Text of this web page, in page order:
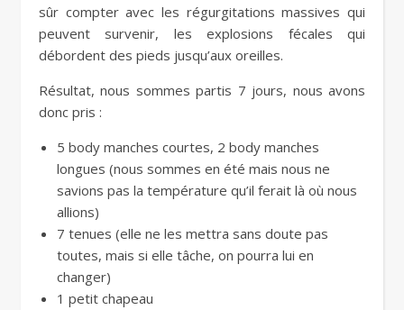
sûr compter avec les régurgitations massives qui
peuvent survenir, les explosions fécales qui
débordent des pieds jusqu’aux oreilles.
Résultat, nous sommes partis 7 jours, nous avons
donc pris :
5 body manches courtes, 2 body manches
longues (nous sommes en été mais nous ne
savions pas la température qu’il ferait là où nous
allions)
7 tenues (elle ne les mettra sans doute pas
toutes, mais si elle tâche, on pourra lui en
changer)
1 petit chapeau